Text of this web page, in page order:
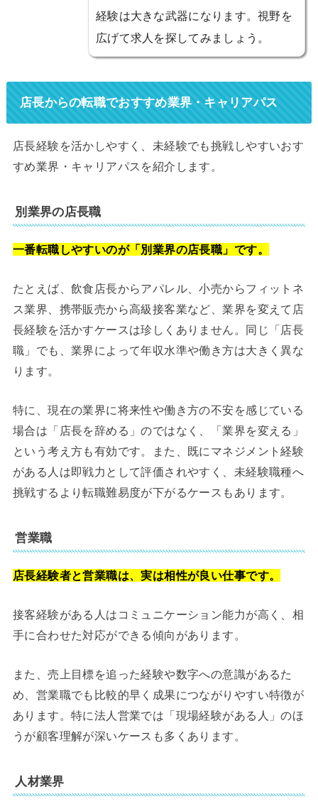
経験は大きな武器になります。視野を
広げて求人を探してみましょう。
店長からの転職でおすすめ業界・キャリアパス
店長経験を活かしやすく、未経験でも挑戦しやすいおす
すめ業界・キャリアパスを紹介します。
別業界の店長職
一番転職しやすいのが「別業界の店長職」です。
たとえば、飲食店長からアパレル、小売からフィットネ
ス業界、携帯販売から高級接客業など、業界を変えて店
長経験を活かすケースは珍しくありません。同じ「店長
職」でも、業界によって年収水準や働き方は大きく異な
ります。
特に、現在の業界に将来性や働き方の不安を感じている
場合は「店長を辞める」のではなく、「業界を変える」
という考え方も有効です。また、既にマネジメント経験
がある人は即戦力として評価されやすく、未経験職種へ
挑戦するより転職難易度が下がるケースもあります。
営業職
店長経験者と営業職は、実は相性が良い仕事です。
接客経験がある人はコミュニケーション能力が高く、相
手に合わせた対応ができる傾向があります。
また、売上目標を追った経験や数字への意識があるた
め、営業職でも比較的早く成果につながりやすい特徴が
あります。特に法人営業では「現場経験がある人」のほ
うが顧客理解が深いケースも多くあります。
人材業界